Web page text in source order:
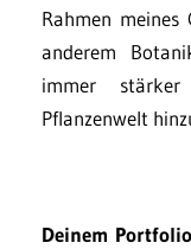
Rahmen
anderem
immer
Pflanzenwelt
Deinem